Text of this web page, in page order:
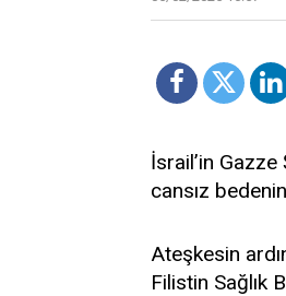
İsrail’in Gazze
cansız
Ateşkesin
Filistin Sağlık